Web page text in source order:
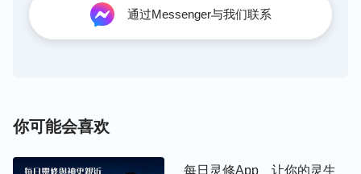
是显明人的时候。你们说在安逸的环境里信神好呢，
还是在患难的环境中信神好呢？“在患难的环境里信
历。为什么说在患难的环境中信神人生命长得快？因
通过Messenger与我们联系
你可能会喜欢
每日灵修App 让你的灵生